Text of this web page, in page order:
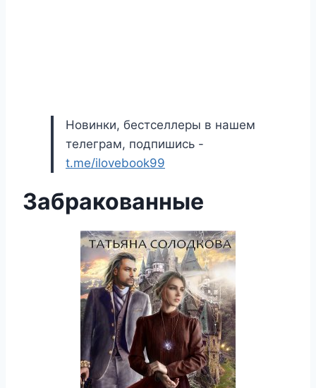
Новинки, бестселлеры в нашем
телеграм, подпишись -
t.me/ilovebook99
Забракованные